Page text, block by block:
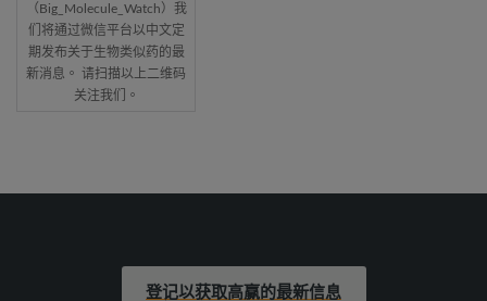
（Big_Molecule_Watch）我
们将通过微信平台以中文定
期发布关于生物类似药的最
新消息。 请扫描以上二维码
关注我们。
登记以获取高赢的最新信息